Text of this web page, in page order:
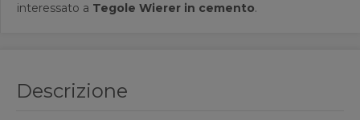
interessato a Tegole Wierer in cemento.
Descrizione